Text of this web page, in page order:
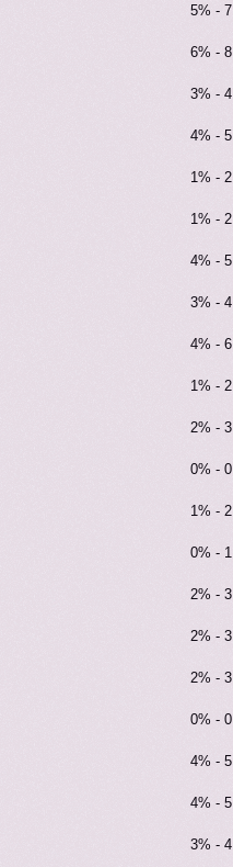
5% - 7
6% - 8
3% - 4
4% - 5
1% - 2
1% - 2
4% - 5
3% - 4
4% - 6
1% - 2
2% - 3
0% - 0
1% - 2
0% - 1
2% - 3
2% - 3
2% - 3
0% - 0
4% - 5
4% - 5
3% - 4